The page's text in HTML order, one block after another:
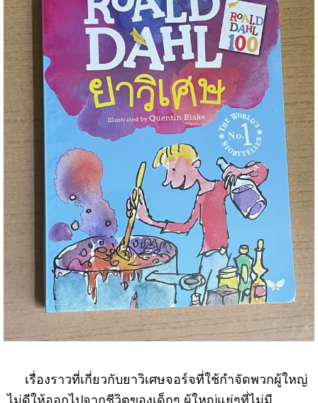
เรื่องราวที่เกี่ยวกับยาวิเศษจอร์จที่ใช้กำจัดพวกผู้ใหญ่